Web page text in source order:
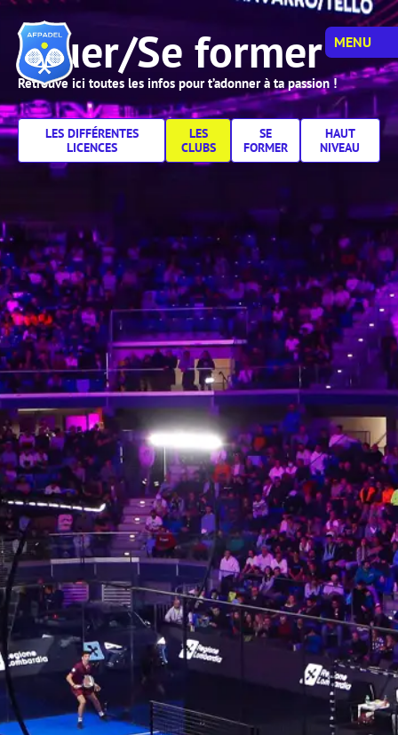
MENU
Jouer/Se former
Retrouve ici toutes les infos pour t’adonner à ta passion !
LES DIFFÉRENTES
LICENCES
LES
CLUBS
SE
FORMER
HAUT
NIVEAU